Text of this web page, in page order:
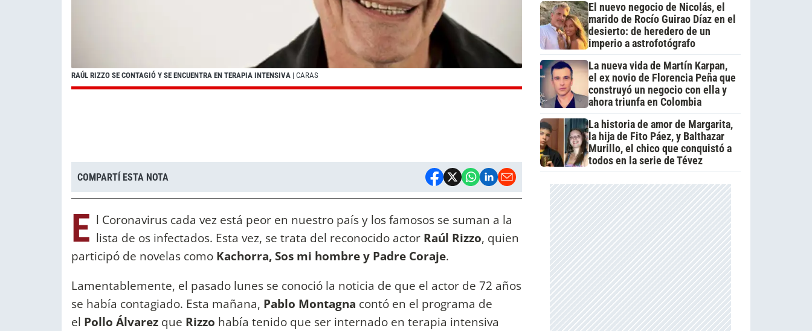
RAÚL RIZZO SE CONTAGIÓ Y SE ENCUENTRA EN TERAPIA INTENSIVA | CARAS
COMPARTÍ ESTA NOTA
E l Coronavirus cada vez está peor en nuestro país y los famosos se suman a la
lista de os infectados. Esta vez, se trata del reconocido actor Raúl Rizzo, quien
participó de novelas como Kachorra, Sos mi hombre y Padre Coraje.
Lamentablemente, el pasado lunes se conoció la noticia de que el actor de 72 años
se había contagiado. Esta mañana, Pablo Montagna contó en el programa de
el Pollo Álvarez que Rizzo había tenido que ser internado en terapia intensiva
El nuevo negocio de Nicolás, el
marido de Rocío Guirao Díaz en el
desierto: de heredero de un
imperio a astrofotógrafo
La nueva vida de Martín Karpan,
el ex novio de Florencia Peña que
construyó un negocio con ella y
ahora triunfa en Colombia
La historia de amor de Margarita,
la hija de Fito Páez, y Balthazar
Murillo, el chico que conquistó a
todos en la serie de Tévez